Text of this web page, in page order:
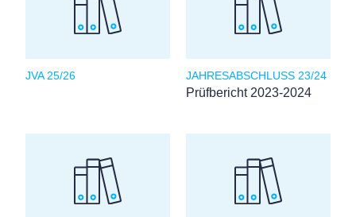
JVA 25/26 JAHRESABSCHLUSS 23/24
Prüfbericht 2023-2024